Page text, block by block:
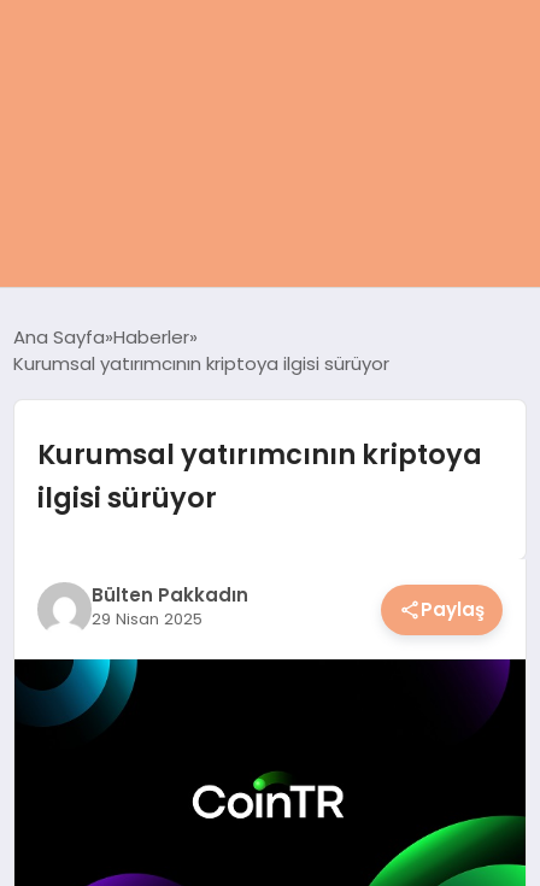
SAĞLIK
MAGAZIN
YAŞAM
YEMEK
Ana Sayfa Haberler
Kurumsal yatırımcının kriptoya ilgisi sürüyor
Kurumsal yatırımcının kriptoya
ilgisi sürüyor
Bülten Pakkadın
29 Nisan 2025 Paylaş